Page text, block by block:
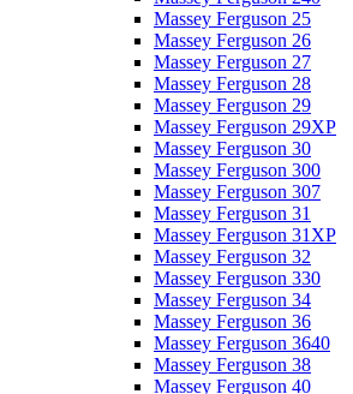
Massey Ferguson 25
Massey Ferguson 26
Massey Ferguson 27
Massey Ferguson 28
Massey Ferguson 29
Massey Ferguson 29XP
Massey Ferguson 30
Massey Ferguson 300
Massey Ferguson 307
Massey Ferguson 31
Massey Ferguson 31XP
Massey Ferguson 32
Massey Ferguson 330
Massey Ferguson 34
Massey Ferguson 36
Massey Ferguson 3640
Massey Ferguson 38
Massey Ferguson 40